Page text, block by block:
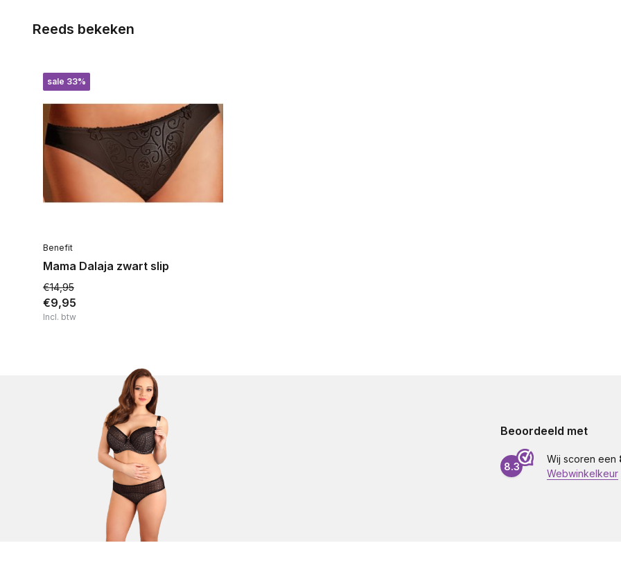
Reeds bekeken
sale 33%
Benefit
Mama Dalaja zwart slip
€14,95
€9,95
Incl. btw
Beoordeeld met
8.3
Wij scoren een
Webwinkelkeur